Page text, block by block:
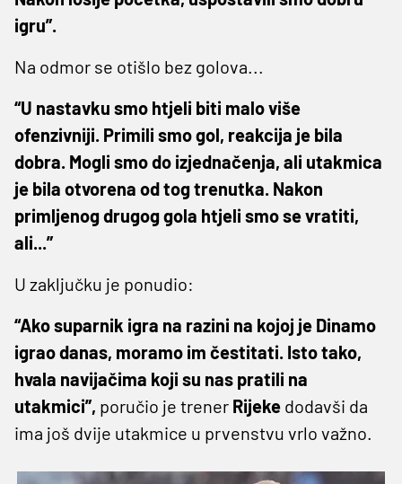
igru”.
Na odmor se otišlo bez golova...
“U nastavku smo htjeli biti malo više
ofenzivniji. Primili smo gol, reakcija je bila
dobra. Mogli smo do izjednačenja, ali utakmica
je bila otvorena od tog trenutka. Nakon
primljenog drugog gola htjeli smo se vratiti,
ali...”
U zaključku je ponudio:
“Ako suparnik igra na razini na kojoj je Dinamo
igrao danas, moramo im čestitati. Isto tako,
hvala navijačima koji su nas pratili na
utakmici”, poručio je trener Rijeke dodavši da
ima još dvije utakmice u prvenstvu vrlo važno.